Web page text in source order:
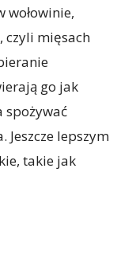
wołowinie,
czyli mięsach
go jak
spożywać
Jeszcze lepszym
takie jak